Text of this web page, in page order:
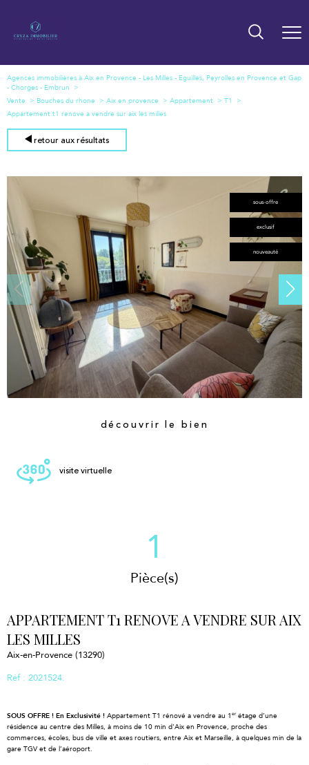
Agences immobilières à Aix en Provence - Les Milles - Eguilles, Peyrolles en Provence et Gap
- Chorges - Embrun
Vente
Bouches du rhone Aix en provence Appartement
T1
Appartement t1 renove a vendre sur aix les milles
retour aux résultats
sous-offre
exclusif
nouveauté
découvrir le bien
visite virtuelle
1
Pièce(s)
APPARTEMENT T1 RENOVE A VENDRE SUR AIX
LES MILLES
Aix-en-Provence (13290)
Réf : 2021524.
SOUS OFFRE ! En Exclusivité ! Appartement T1 rénové a vendre au 1 erétage d’une
résidence au centre des Milles, à moins de 10 min d'Aix en Provence, proche des
commerces, écoles, bus de ville et axes routiers, entre Aix et Marseille, à quelques min de la
gare TGV et de l’aéroport.